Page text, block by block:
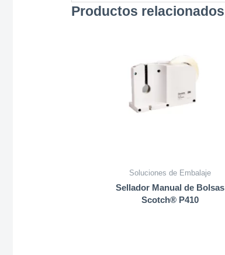
Productos relacionados
Soluciones de Embalaje
Sellador Manual de Bolsas
Scotch® P410